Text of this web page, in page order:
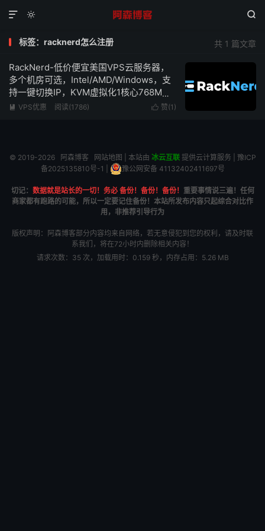
 

共 1 篇文章
标签：racknerd怎么注册
RackNerd-低价便宜美国VPS云服务器，
多个机房可选，Intel/AMD/Windows，支
持一键切换IP，KVM虚拟化1核心768M内
存1Gbps带宽低至$10.18/年
 赞(1 )
 VPS优惠 阅读(1786)
© 2019-2026 阿森博客 网站地图 | 本站由 冰云互联提供云计算服务 | 豫ICP
备2025135810号-1
豫公网安备 41132402411697号
切记： 数据就是站长的一切！务必 备份！备份！备份！ 重要事情说三遍！任何
商家都有跑路的可能，所以一定要记住备份！本站所发布内容只起综合对比作
用，非推荐引导行为
版权声明：阿森博客部分内容均来自网络，若无意侵犯到您的权利，请及时联
系我们，将在72小时内删除相关内容！
请求次数：35 次，加载用时：0.159 秒，内存占用：5.26 MB